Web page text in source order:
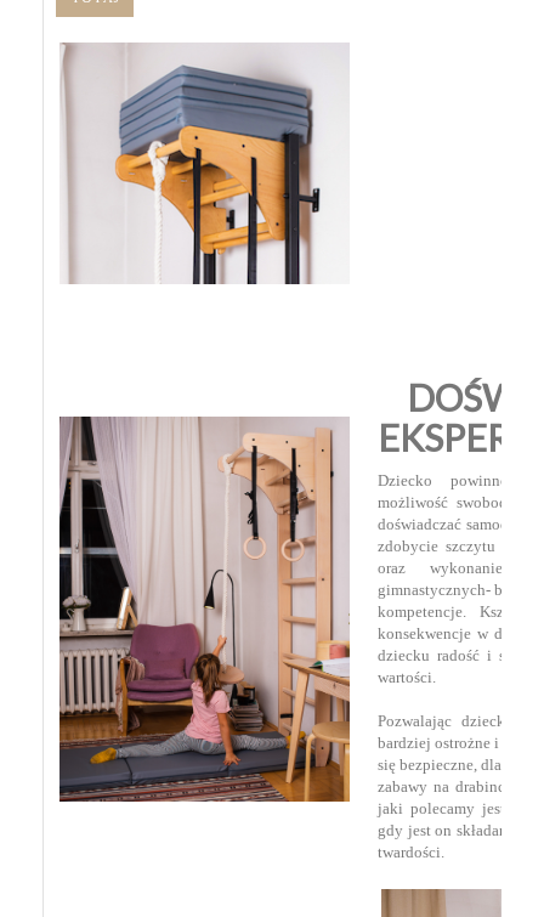
Dziecko powinno
możliwość
doświadczać
zdobycie szczytu
oraz wykonanie
gimnastycznych- buduje
kompetencje.
konsekwencje w
dziecku radość i
wartości.
Pozwalając dziecku
bardziej ostrożne i uczy
się bezpieczne, dlatego
zabawy na drabince
jaki polecamy jest
gdy jest on składany,
twardości.